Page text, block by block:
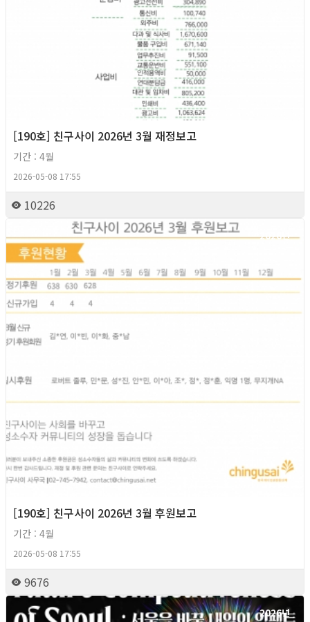
[190호] 친구사이 2026년 3월 재정보고
기간 : 4월
2026-05-08 17:55
10226
2026년
[190호] 친구사이 2026년 3월 후원보고
기간 : 4월
2026-05-08 17:55
9676
2026년